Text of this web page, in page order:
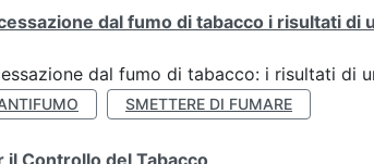
dal fumo di tabacco i risultati di
dal fumo di tabacco: i risultati di
SMETTERE DI FUMARE
Controllo del Tabacco